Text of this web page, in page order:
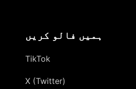
ہمیں فالو کریں
TikTok
X (Twitter)